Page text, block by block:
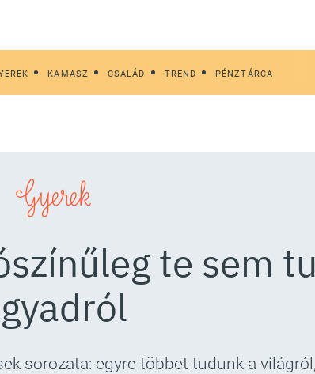
KAMASZ CSALÁD TREND PÉNZTÁRCA
Gyerek
te sem
sorozata: egyre többet tudunk a